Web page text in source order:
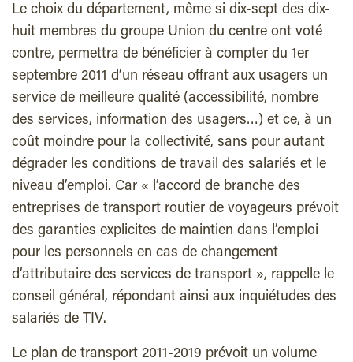
Le choix du département, même si dix-sept des dix-
huit membres du groupe Union du centre ont voté
contre, permettra de bénéficier à compter du 1er
septembre 2011 d’un réseau offrant aux usagers un
service de meilleure qualité (accessibilité, nombre
des services, information des usagers…) et ce, à un
coût moindre pour la collectivité, sans pour autant
dégrader les conditions de travail des salariés et le
niveau d’emploi. Car « l’accord de branche des
entreprises de transport routier de voyageurs prévoit
des garanties explicites de maintien dans l’emploi
pour les personnels en cas de changement
d’attributaire des services de transport », rappelle le
conseil général, répondant ainsi aux inquiétudes des
salariés de TIV.
Le plan de transport 2011-2019 prévoit un volume